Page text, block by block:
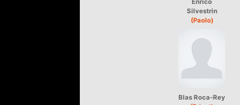
Silvestrin
(Paolo)
Blas Roca-Rey